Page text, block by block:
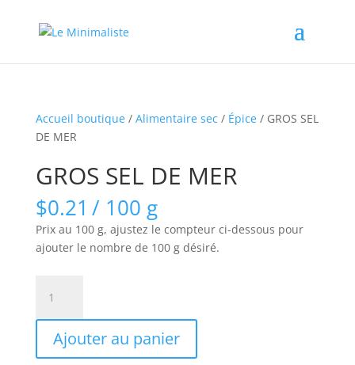
Accueil boutique/ Alimentaire sec / Épice/ GROS SEL
DE MER
GROS SEL DE MER
$0.21 / 100 g
Prix au 100 g, ajustez le compteur ci-dessous pour
ajouter le nombre de 100 g désiré.
GROS
DE
Ajouter au panier